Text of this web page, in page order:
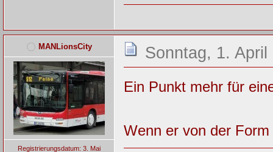
MANLionsCity
Registrierungsdatum: 3. Mai
Sonntag, 1.
Ein Punkt mehr für
Wenn er von der